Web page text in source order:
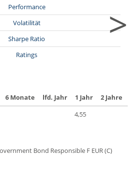
Performance
Volatilität
Sharpe Ratio
Ratings
>
6 Monate lfd. Jahr 1 Jahr 2 Jahre
4,55